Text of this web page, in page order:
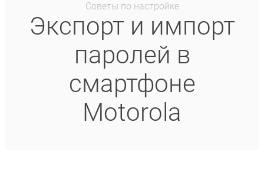
Советы по настройке
Экспорт и импорт
паролей в
смартфоне
Motorola